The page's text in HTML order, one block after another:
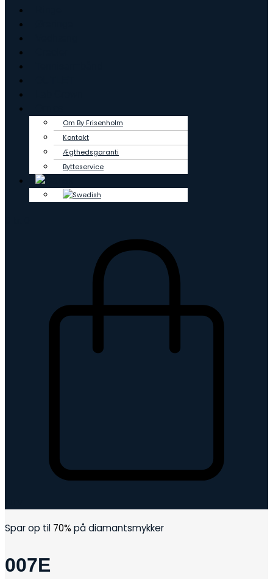
Om By Frisenholm
Kontakt
Ægthedsgaranti
Bytteservice
Spar op til 70% på diamantsmykker
007E